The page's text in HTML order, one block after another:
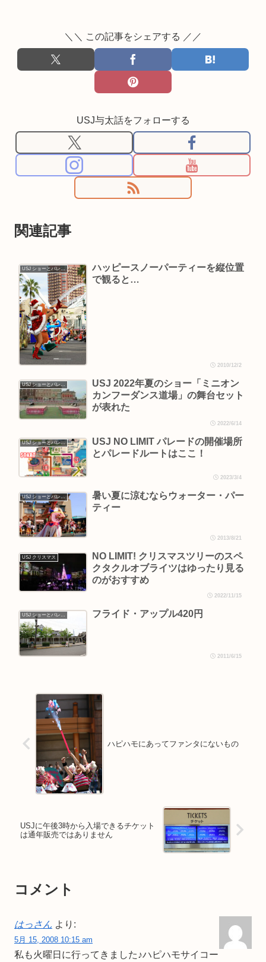
＼＼ この記事をシェアする ／／
USJ与太話をフォローする
関連記事
USJ ショーとパレード
ハッピースノーパーティーを縦位置
で観ると…
2010/12/2
USJ ショーとパレード
USJ 2022年夏のショー「ミニオン
カンフーダンス道場」の舞台セット
が表れた
2022/6/14
USJ ショーとパレード
USJ NO LIMIT パレードの開催場所
とパレードルートはここ！
2023/3/4
USJ ショーとパレード
暑い夏に涼むならウォーター・パー
ティー
2013/8/21
USJ クリスマス
NO LIMIT! クリスマスツリーのスペ
クタクルオブライツはゆったり見る
のがおすすめ
2022/11/15
USJ ショーとパレード フライド・アップル420円
2011/6/15
ハピハモにあってファンタにないもの
USJに午後3時から入場できるチケット
は通年販売ではありません
コメント
はっさん より:
5月 15, 2008 10:15 am
私も火曜日に行ってきました♪ハピハモサイコー